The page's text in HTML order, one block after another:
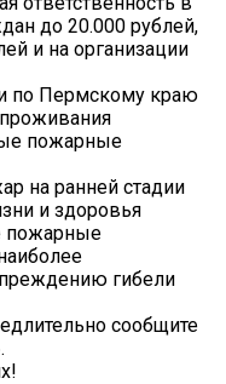
до 20.000 рублей,
и на организации
по Пермскому краю
пожарные
на ранней стадии
и здоровья
пожарные
гибели
сообщите